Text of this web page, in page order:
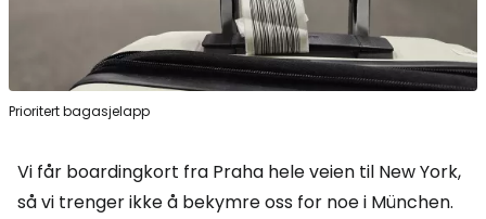
Prioritert bagasjelapp
Vi får boardingkort fra Praha hele veien til New York,
så vi trenger ikke å bekymre oss for noe i München.